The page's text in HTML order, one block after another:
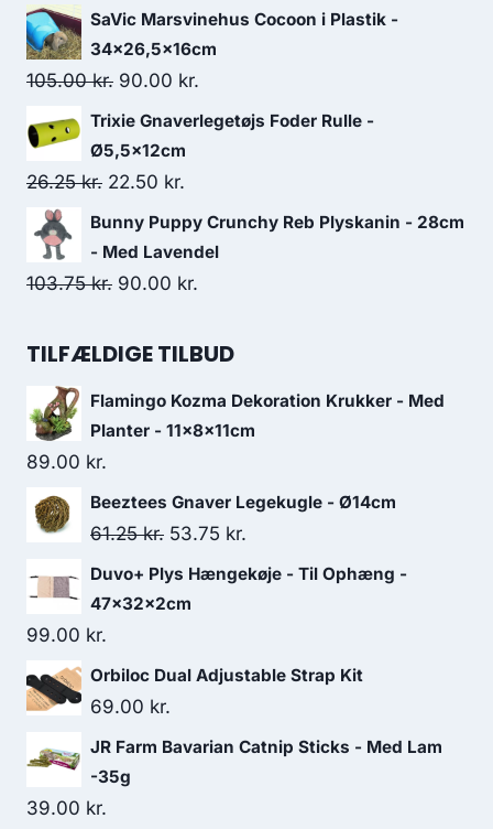
57.50 kr..
50.00 kr..
oprindelige
pris
var:
30.00 kr..
aktuelle
pris
er:
26.25 kr..
SaVic Marsvinehus Cocoon i Plastik -
34x26,5x16cm
105.00kr. Den
oprindelige
pris
var:
105.00 kr..
90.00 kr.
aktuelle
90.00 kr..
Trixie Gnaverlegetøjs Foder Rulle -
Ø5,5x12cm
26.25kr. Den
oprindelige
pris
var:
22.50 kr.
aktuelle
pris
er:
Bunny Puppy Crunchy Reb Plyskanin - 28cm
- Med Lavendel
103.75kr. Den
pris
103.75 kr..
90.00 kr.
pris
90.00 kr..
TILFÆLDIGE TILBUD
Flamingo Kozma Dekoration Krukker - Med
Planter - 11x8x11cm
89.00 kr.
Beeztees Gnaver Legekugle - Ø14cm
61.25kr. Den
oprindelige
pris
61.25 kr..
53.75 kr.
aktuelle
53.75 kr..
Duvo+ Plys Hængekøje - Til Ophæng -
47x32x2cm
99.00 kr.
Orbiloc Dual Adjustable Strap Kit
69.00 kr.
JR Farm Bavarian Catnip Sticks - Med Lam
-35g
39.00 kr.